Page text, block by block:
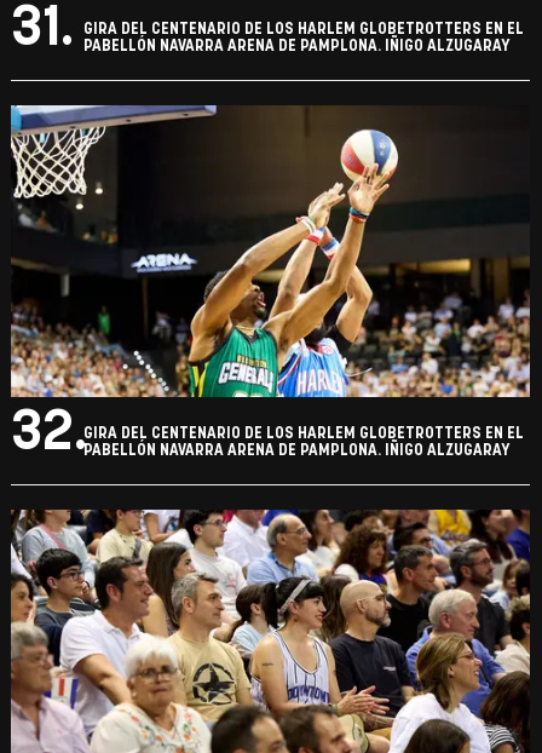
31.
GIRA DEL CENTENARIO DE LOS HARLEM GLOBETROTTERS EN EL
PABELLÓN NAVARRA ARENA DE PAMPLONA. IÑIGO ALZUGARAY
32.GIRA DEL CENTENARIO DE LOS HARLEM GLOBETROTTERS EN EL
PABELLÓN NAVARRA ARENA DE PAMPLONA. IÑIGO ALZUGARAY